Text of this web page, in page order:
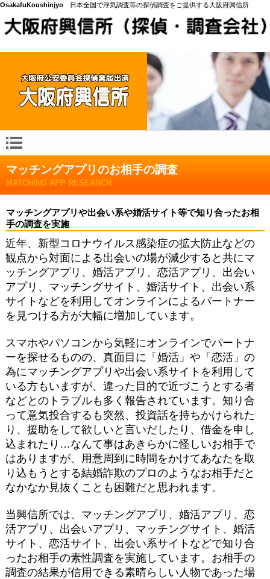
OsakafuKoushinjyo 日本全国で浮気調査等の探偵調査をご提供する大阪府興信所
マッチングアプリのお相手の調査
MATCHING APP RESEARCH
マッチングアプリや出会い系や婚活サイト等で知り合ったお相
手の調査を実施
近年、新型コロナウイルス感染症の拡大防止などの
観点から対面による出会いの場が減少すると共にマ
ッチングアプリ、婚活アプリ、恋活アプリ、出会い
アプリ、マッチングサイト、婚活サイト、出会い系
サイトなどを利用してオンラインによるパートナー
を見つける方が大幅に増加しています。
スマホやパソコンから気軽にオンラインでパートナ
ーを探せるものの、真面目に「婚活」や「恋活」の
為にマッチングアプリや出会い系サイトを利用して
いる方もいますが、違った目的で近づこうとする者
などとのトラブルも多く報告されています。知り合
って意気投合するも突然、投資話を持ちかけられた
り、援助をして欲しいと言いだしたり、借金を申し
込まれたり…なんて事はあきらかに怪しいお相手で
はありますが、用意周到に時間をかけてあなたを取
り込もうとする結婚詐欺のプロのようなお相手だと
なかなか見抜くことも困難だと思われます。
当興信所では、マッチングアプリ、婚活アプリ、恋
活アプリ、出会いアプリ、マッチングサイト、婚活
サイト、恋活サイト、出会い系サイトなどで知り合
ったお相手の素性調査を実施しています。お相手の
調査の結果が信用できる素晴らしい人物であった場